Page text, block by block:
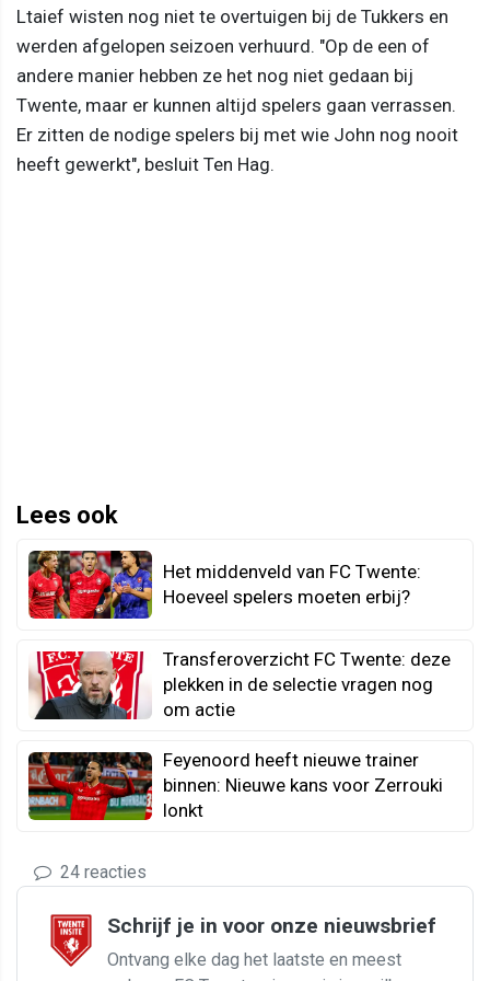
Ltaief wisten nog niet te overtuigen bij de Tukkers en
werden afgelopen seizoen verhuurd. "Op de een of
andere manier hebben ze het nog niet gedaan bij
Twente, maar er kunnen altijd spelers gaan verrassen.
Er zitten de nodige spelers bij met wie John nog nooit
heeft gewerkt", besluit Ten Hag.
Lees ook
Het middenveld van FC Twente:
Hoeveel spelers moeten erbij?
Transferoverzicht FC Twente: deze
plekken in de selectie vragen nog
om actie
Feyenoord heeft nieuwe trainer
binnen: Nieuwe kans voor Zerrouki
lonkt
24 reacties
Schrijf je in voor onze nieuwsbrief
Ontvang elke dag het laatste en meest